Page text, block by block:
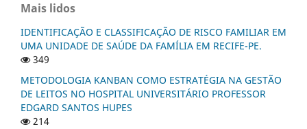
Mais lidos
IDENTIFICAÇÃO E CLASSIFICAÇÃO DE RISCO FAMILIAR EM
UMA UNIDADE DE SAÚDE DA FAMÍLIA EM RECIFE-PE.
349
METODOLOGIA KANBAN COMO ESTRATÉGIA NA GESTÃO
DE LEITOS NO HOSPITAL UNIVERSITÁRIO PROFESSOR
EDGARD SANTOS HUPES
214